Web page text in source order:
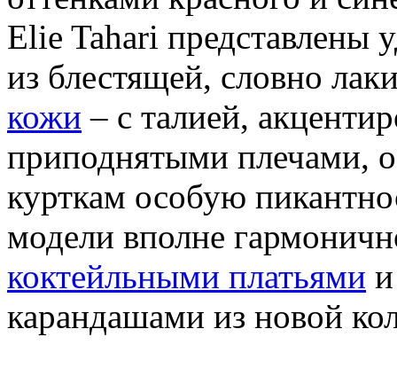
Elie Tahari представлены
из блестящей, словно
кожи – с талией,
приподнятыми плечами,
курткам особую
модели вполне
коктейльными платьями
карандашами из новой